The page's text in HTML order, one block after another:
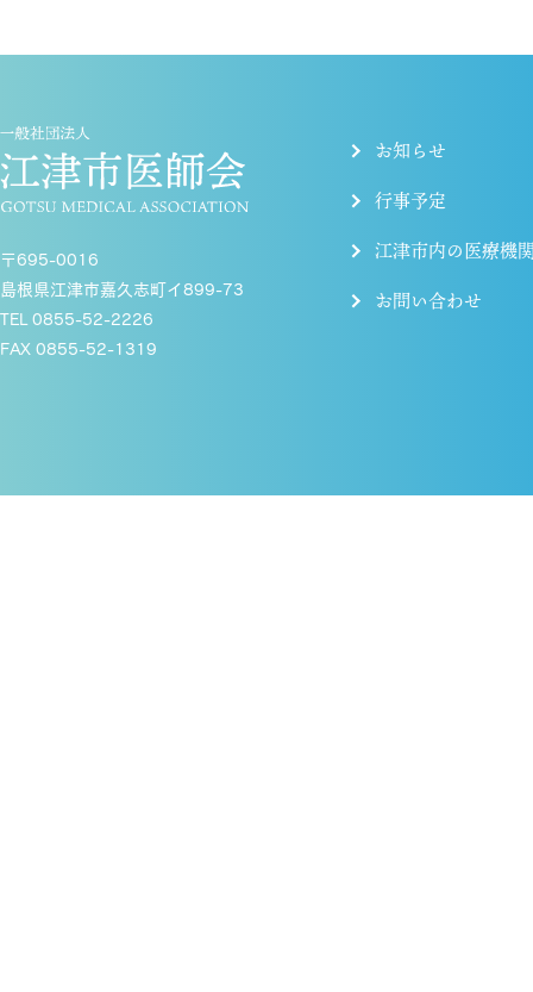
〒695-0016
島根県江津市嘉久志町イ899-73
TEL 0855-52-2226
FAX 0855-52-1319
お知らせ
行事予定
江津市内の医療機
お問い合わせ